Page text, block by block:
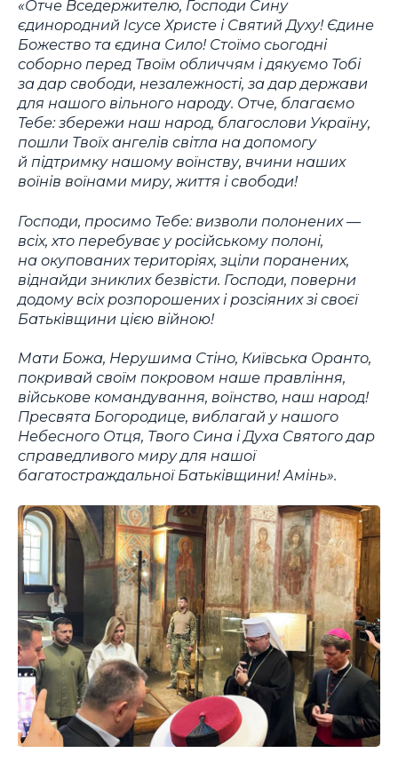
«Отче Вседержителю, Господи Сину
єдинородний Ісусе Христе і Святий Духу! Єдине
Божество та єдина Сило! Стоїмо сьогодні
соборно перед Твоїм обличчям і дякуємо Тобі
за дар свободи, незалежності, за дар держави
для нашого вільного народу. Отче, благаємо
Тебе: збережи наш народ, благослови Україну,
пошли Твоїх ангелів світла на допомогу
й підтримку нашому воїнству, вчини наших
воїнів воїнами миру, життя і свободи!
Господи, просимо Тебе: визволи полонених —
всіх, хто перебуває у російському полоні,
на окупованих територіях, зціли поранених,
віднайди зниклих безвісти. Господи, поверни
додому всіх розпорошених і розсіяних зі своєї
Батьківщини цією війною!
Мати Божа, Нерушима Стіно, Київська Оранто,
покривай своїм покровом наше правління,
військове командування, воїнство, наш народ!
Пресвята Богородице, виблагай у нашого
Небесного Отця, Твого Сина і Духа Святого дар
справедливого миру для нашої
багатостраждальної Батьківщини! Амінь».